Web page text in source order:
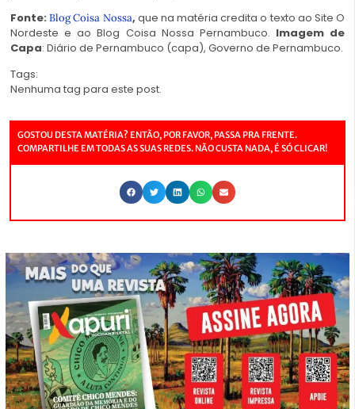
Fonte:Blog Coisa Nossa, que na matéria credita o texto ao Site O
Nordeste e ao Blog Coisa Nossa Pernambuco. Imagem de
Capa: Diário de Pernambuco (capa), Governo de Pernambuco.
Tags:
Nenhuma tag para este post.
GOSTOU DESTA MATÉRIA? ENTÃO, POR FAVOR, PASSA PRA FRENTE.
COMPARTILHE EM TODAS AS SUAS REDES. NÃO CUSTA NADA, É SÓ CLICAR!